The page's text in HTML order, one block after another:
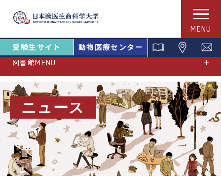
MENU
受験生サイト 動物医療センター
図書館MENU
ニュース